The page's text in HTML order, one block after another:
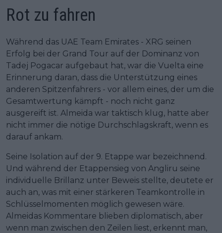
Rot zu fahren
Während das UAE Team Emirates - XRG seinen
Erfolg bei der Grand Tour auf der Dominanz von
Tadej Pogacar aufgebaut hat, war die Vuelta eine
Erinnerung daran, dass die Unterstützung eines
anderen Spitzenfahrers - vor allem eines, der um die
Gesamtwertung kämpft - noch nicht ganz
ausgereift ist. Almeida war taktisch klug, hatte aber
nicht immer die nötige Durchschlagskraft, wenn es
darauf ankam.
Seine Isolation auf der 9. Etappe war bezeichnend.
Und während der Etappensieg von Angliru seine
individuelle Brillanz unter Beweis stellte, deutete er
auch an, was mit einer stärkeren Teamkontrolle in
Schlüsselmomenten möglich gewesen wäre.
Almeidas Kommentare blieben diplomatisch, aber
wenn man zwischen den Zeilen liest, erkennt man,